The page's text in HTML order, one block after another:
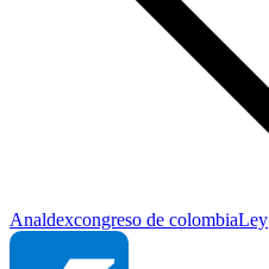
Analdexcongreso de colombiaLey